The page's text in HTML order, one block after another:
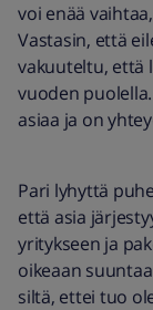
voi enää
Vastasin, että
vakuuteltu, että
vuoden
asiaa ja on
Pari lyhyttä
että asia
yritykseen ja
oikeaan
siltä, ettei tuo